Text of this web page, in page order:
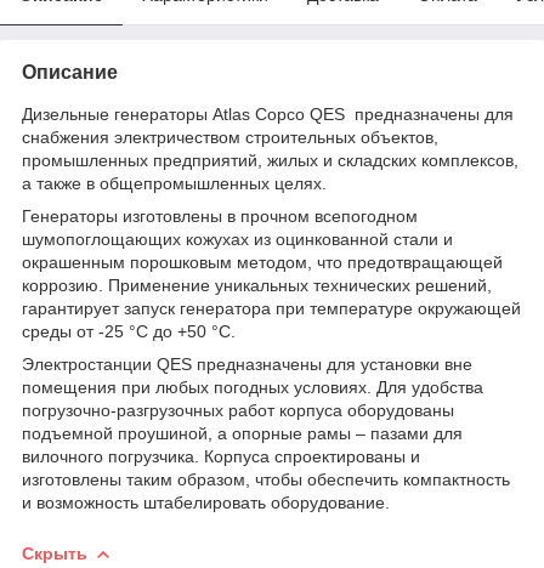
Описание
Дизельные генераторы Atlas Copco QES предназначены для
снабжения электричеством строительных объектов,
промышленных предприятий, жилых и складских комплексов,
а также в общепромышленных целях.
Генераторы изготовлены в прочном всепогодном
шумопоглощающих кожухах из оцинкованной стали и
окрашенным порошковым методом, что предотвращающей
коррозию. Применение уникальных технических решений,
гарантирует запуск генератора при температуре окружающей
среды от -25 °С до +50 °С.
Электростанции QES предназначены для установки вне
помещения при любых погодных условиях. Для удобства
погрузочно-разгрузочных работ корпуса оборудованы
подъемной проушиной, а опорные рамы – пазами для
вилочного погрузчика. Корпуса спроектированы и
изготовлены таким образом, чтобы обеспечить компактность
и возможность штабелировать оборудование.
Скрыть